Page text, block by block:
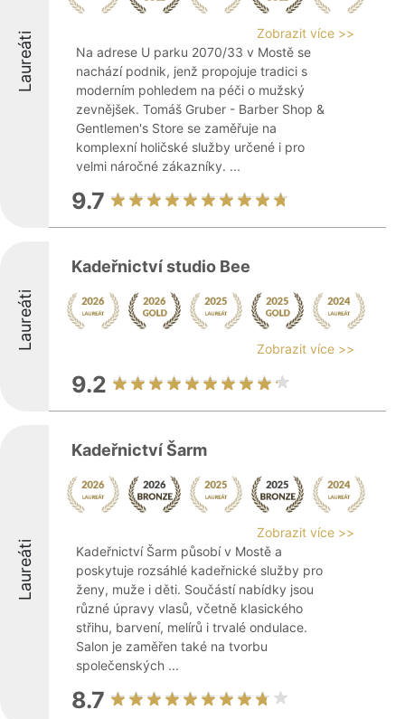
Laureáti
Zobrazit více >>
Na adrese U parku 2070/33 v Mostě se
nachází podnik, jenž propojuje tradici s
moderním pohledem na péči o mužský
zevnějšek. Tomáš Gruber - Barber Shop &
Gentlemen's Store se zaměřuje na
komplexní holičské služby určené i pro
velmi náročné zákazníky. ...
9.7
Laureáti
Kadeřnictví studio Bee
Zobrazit více >>
9.2
Laureáti
Kadeřnictví Šarm
Zobrazit více >>
Kadeřnictví Šarm působí v Mostě a
poskytuje rozsáhlé kadeřnické služby pro
ženy, muže i děti. Součástí nabídky jsou
různé úpravy vlasů, včetně klasického
střihu, barvení, melírů i trvalé ondulace.
Salon je zaměřen také na tvorbu
společenských ...
8.7